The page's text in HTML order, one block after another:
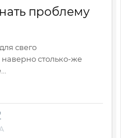
проблему
свего
столько-же